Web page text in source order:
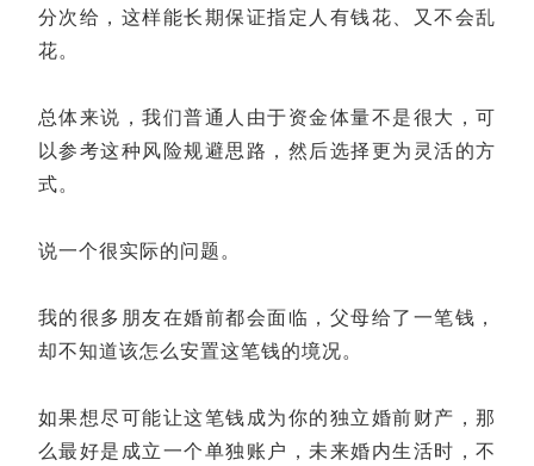
分次给，这样能长期保证指定人有钱花、又不会乱
花。
总体来说，我们普通人由于资金体量不是很大，可
以参考这种风险规避思路，然后选择更为灵活的方
式。
说一个很实际的问题。
我的很多朋友在婚前都会面临，父母给了一笔钱，
却不知道该怎么安置这笔钱的境况。
如果想尽可能让这笔钱成为你的独立婚前财产，那
么最好是成立一个单独账户，未来婚内生活时，不